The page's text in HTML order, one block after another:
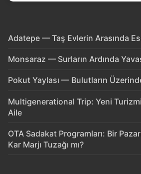
Adatepe — Taş Evlerin Arasında
Monsaraz — Surların Ardında
Pokut Yaylası — Bulutların
Multigenerational Trip: Yeni
Aile
OTA Sadakat Programları: Bir
Kar Marjı Tuzağı mı?